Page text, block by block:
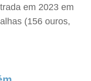
em 2023 em
(156 ouros,